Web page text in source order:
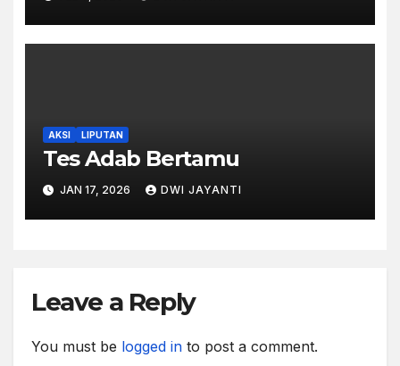
AKSI LIPUTAN
Tes Adab Bertamu
JAN 17, 2026 DWI JAYANTI
Leave a Reply
You must be logged in to post a comment.